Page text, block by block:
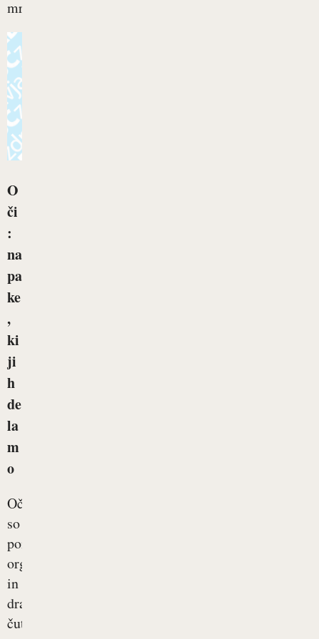
mrazom,...
O
či
:
na
pa
ke
,
ki
ji
h
de
la
m
o
Oči
so
pomemben
organ
in
dragocen
čut,